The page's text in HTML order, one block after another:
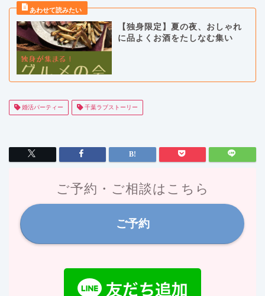
【独身限定】夏の夜、おしゃれ
に品よくお酒をたしなむ集い
婚活パーティー 千葉ラブストーリー
ご予約・ご相談はこちら
ご予約